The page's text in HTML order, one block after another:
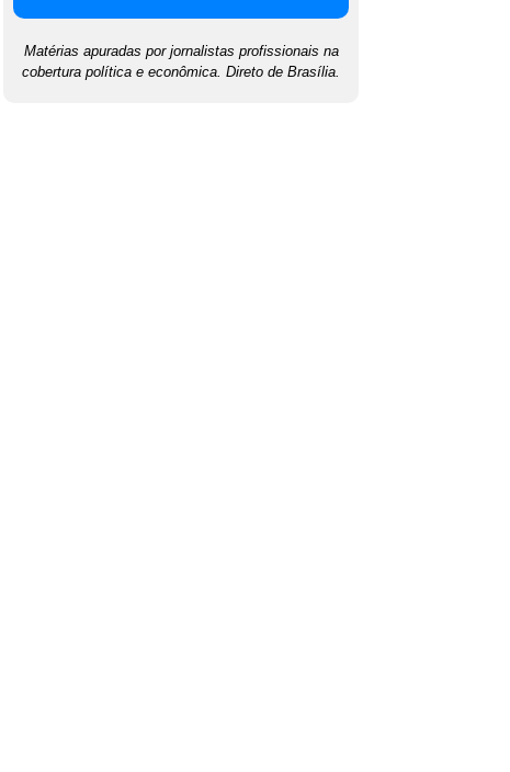
Matérias apuradas por jornalistas profissionais na
cobertura política e econômica. Direto de Brasília.